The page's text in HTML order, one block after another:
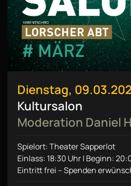
Dienstag,
Kultursalon
Moderation Daniel
Spielort: Theater Sapperlot
Einlass: 18:30 Uhr | Beginn:
Eintritt frei – Spenden